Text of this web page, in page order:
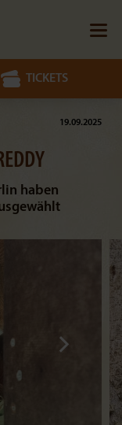
TICKETS
19.09.2025
haben